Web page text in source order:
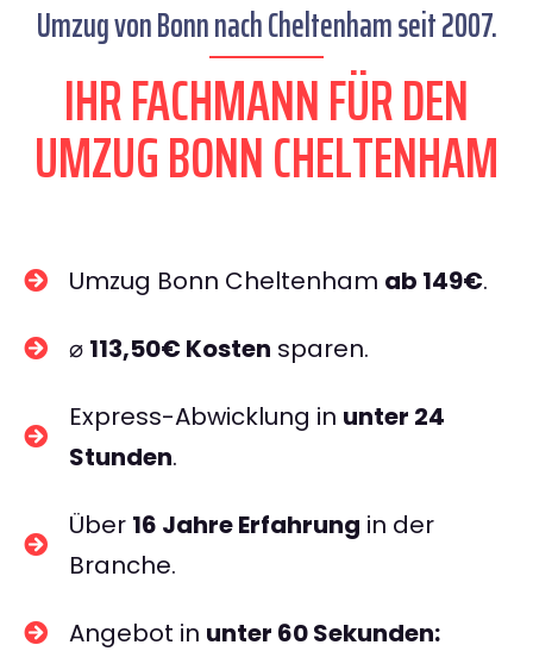
Umzug von Bonn nach Cheltenham seit 2007.
IHR FACHMANN FÜR DEN
UMZUG BONN CHELTENHAM
Umzug Bonn Cheltenham ab 149€.
⌀ 113,50€ Kosten sparen.
Express-Abwicklung in unter 24
Stunden.
Über 16 Jahre Erfahrung in der
Branche.
Angebot in unter 60 Sekunden: